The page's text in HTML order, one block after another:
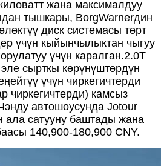
жана максималдуу
тышкары, BorgWarnerдин
диск системасы төрт
үчүн кыйынчылыктан чыгуу
үчүн каралган.2.0T
сырткы көрүнүштөрдүн
үчүн чиркегичтерди
чиркегичтерди) камсыз
автошоусунда Jotour
ала сатууну баштады жана
140,900-180,900 CNY.